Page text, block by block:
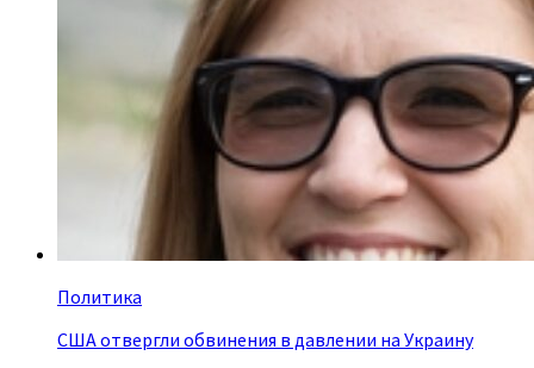
Политика
США отвергли обвинения в давлении на Украину